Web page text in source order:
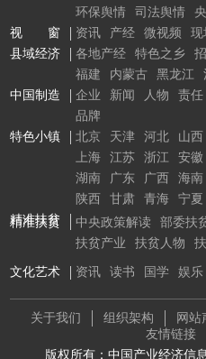
环保舆情
司法舆情
视 窗
资讯 产经 微视频 现
县域经济
各地产经 特色之乡
福建
内蒙古 黑龙江
中国制造
企业 新闻 人物 责任
品牌
特色小镇
北京 天津 河北 山西
上海
江苏 浙江 安徽
湖南
广东 广西 海南
陕西
甘肃 青海 宁夏
精准扶贫
文化艺术 资讯 读书 国学 娱乐
精准扶贫 中央政策解读 部委扶
扶贫产业
扶贫人物
关于我们 组织架构 网站
友情链接
版权所有：中国产业经济信